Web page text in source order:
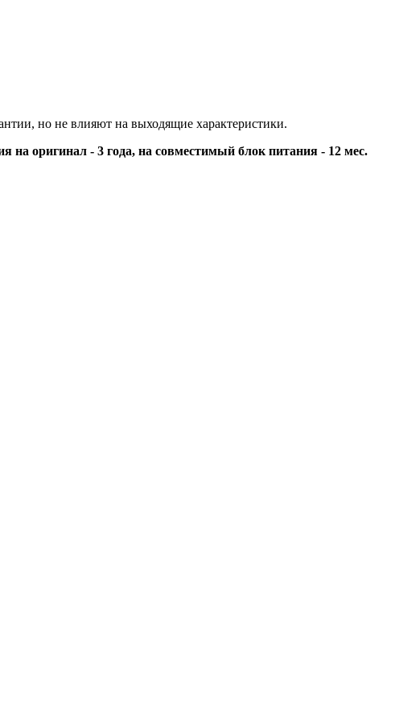
но не влияют на выходящие характеристики.
на оригинал - 3 года, на совместимый блок питания - 12 мес.